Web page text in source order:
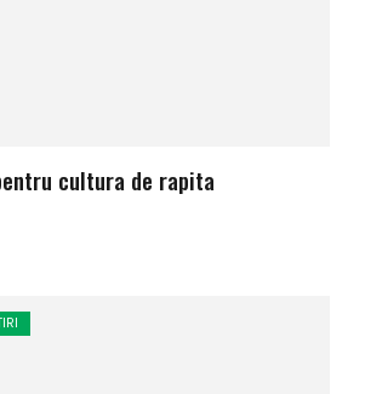
cultura de rapita